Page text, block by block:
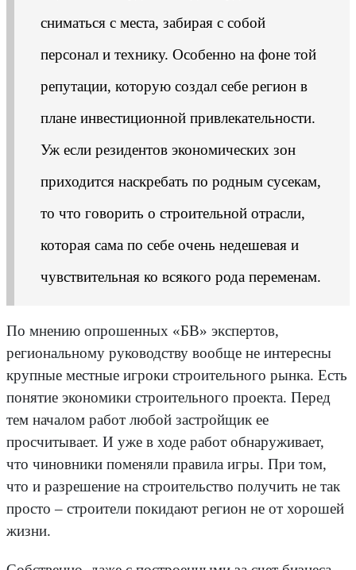
сниматься с места, забирая с собой
персонал и технику. Особенно на фоне той
репутации, которую создал себе регион в
плане инвестиционной привлекательности.
Уж если резидентов экономических зон
приходится наскребать по родным сусекам,
то что говорить о строительной отрасли,
которая сама по себе очень недешевая и
чувствительная ко всякого рода переменам.
По мнению опрошенных «БВ» экспертов,
региональному руководству вообще не интересны
крупные местные игроки строительного рынка. Есть
понятие экономики строительного проекта. Перед
тем началом работ любой застройщик ее
просчитывает. И уже в ходе работ обнаруживает,
что чиновники поменяли правила игры. При том,
что и разрешение на строительство получить не так
просто – строители покидают регион не от хорошей
жизни.